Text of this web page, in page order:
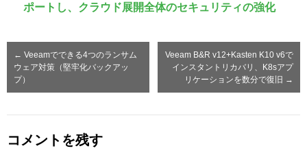
ポートし、クラウド展開全体のセキュリティの強化
← Veeamでできる4つのランサム
ウェア対策（堅牢化バックアッ
プ）
Veeam B&R v12+Kasten K10 v6で
インスタントリカバリ、K8sアプ
リケーションを数分で復旧 →
コメントを残す